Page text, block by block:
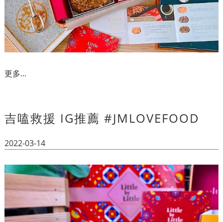
更多...
吉嗑救援 IG推薦 #JMLOVEFOOD
2022-03-14